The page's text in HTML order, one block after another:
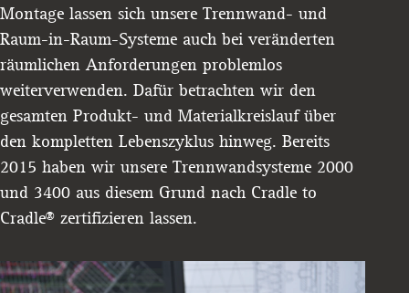
Montage lassen sich unsere Trennwand- und
Raum‑in‑Raum‑Systeme auch bei veränderten
räumlichen Anforderungen problemlos
weiterverwenden. Dafür betrachten wir den
gesamten Produkt- und Materialkreislauf über
den kompletten Lebenszyklus hinweg. Bereits
2015 haben wir unsere Trennwandsysteme 2000
und 3400 aus diesem Grund nach Cradle to
Cradle® zertifizieren lassen.